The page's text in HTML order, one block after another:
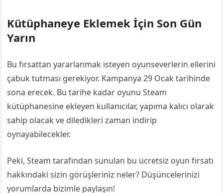
Kütüphaneye Eklemek İçin Son Gün
Yarın
Bu fırsattan yararlanmak isteyen oyunseverlerin ellerini
çabuk tutması gerekiyor. Kampanya 29 Ocak tarihinde
sona erecek. Bu tarihe kadar oyunu Steam
kütüphanesine ekleyen kullanıcılar, yapıma kalıcı olarak
sahip olacak ve diledikleri zaman indirip
oynayabilecekler.
Peki, Steam tarafından sunulan bu ücretsiz oyun fırsatı
hakkındaki sizin görüşleriniz neler? Düşüncelerinizi
yorumlarda bizimle paylaşın!